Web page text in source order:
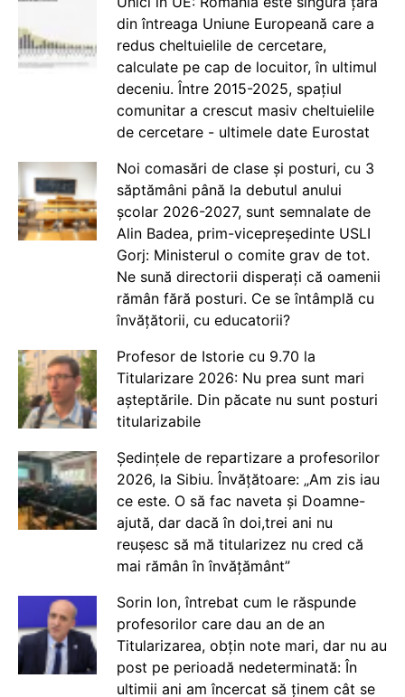
din întreaga Uniune Europeană care a
redus cheltuielile de cercetare,
calculate pe cap de locuitor, în ultimul
deceniu. Între 2015-2025, spațiul
comunitar a crescut masiv cheltuielile
de cercetare - ultimele date Eurostat
Noi comasări de clase și posturi, cu 3
săptămâni până la debutul anului
școlar 2026-2027, sunt semnalate de
Alin Badea, prim-vicepreședinte USLI
Gorj: Ministerul o comite grav de tot.
Ne sună directorii disperați că oamenii
rămân fără posturi. Ce se întâmplă cu
învățătorii, cu educatorii?
Profesor de Istorie cu 9.70 la
Titularizare 2026: Nu prea sunt mari
așteptările. Din păcate nu sunt posturi
titularizabile
Ședințele de repartizare a profesorilor
2026, la Sibiu. Învățătoare: „Am zis iau
ce este. O să fac naveta și Doamne-
ajută, dar dacă în doi,trei ani nu
reușesc să mă titularizez nu cred că
mai rămân în învățământ”
Sorin Ion, întrebat cum le răspunde
profesorilor care dau an de an
Titularizarea, obțin note mari, dar nu au
post pe perioadă nedeterminată: În
ultimii ani am încercat să ținem cât se